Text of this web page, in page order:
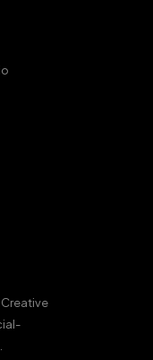
.